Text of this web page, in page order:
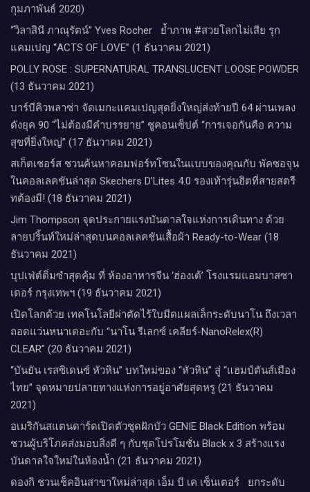
กุมภาพันธ์ 2020)
“วิลาสินี ภาณุรัตน์” Yves Rocher​ ย้ำภาพ #สวยโลกไม่เสีย รุก
แคมเปญ “ACTS OF LOVE” (1 ธันวาคม 2021)
POLLY ROSE : SUPERNATURAL TRANSLUCENT LOOSE POWDER
(13 ธันวาคม 2021)
บาร์บีคิวพลาซ่า จัดเมกะแคมเปญสุดยิ่งใหญ่ส่งท้ายปี 64 ผ่านเพลง
ดังยุค 90 “ไม่ต้องมีคำบรรยาย” ชูคอนเซ็ปต์ “การเจอกันคือ ความ
สุขที่ยิ่งใหญ่” (17 ธันวาคม 2021)
สเก็ตเชอร์ส ชวนค้นหาคอมฟอร์ทโซนในแบบของคุณกับ พัคซอจุน
ในคอลเลคชันล่าสุด Skechers D’Lites 4.0 รองเท้ารุ่นฮิตที่สายสตรี
ทต้องมี! (18 ธันวาคม 2021)
Jim Thompson จุดประกายแรงบันดาลใจแห่งการเดินทาง ด้วย
ลายปริ้นท์ใหม่ล่าสุดบนคอลเลคชันเสื้อผ้า Ready-to-Wear (18
ธันวาคม 2021)
บุปเฟ่ต์ติ่มซำสุดคุ้ม ที่ ห้อง​อาหารจีน​ ‘ฮ่องเต้’ โรงแรม​แอม​บาส​ซา​
เดอร์​ กรุงเทพฯ​ (19 ธันวาคม 2021)
เปิดโลกด้วย เทคโนโลยีผ่าตัดไร้ใบมีดแผลเล็กระดับนาโน ถึงเวลา
ถอดแว่นหนาเตอะกับ “นาโน รีเลกซ์ เคลียร์-NanoRelex(R)
CLEAR” (20 ธันวาคม 2021)
“บันยัน เรสซิเดนซ์ หัวหิน” บทใหม่ของ “หัวหิน” สู่ “แฮมป์ตันส์เมือง
ไทย” จุดหมายปลายทางแห่งการอยู่อาศัยสุดหรู (21 ธันวาคม
2021)
อเมริกันสแตนดาร์ดเปิดตัวชุดฝักบัว GENIE Black Edition พร้อม
ชวนผู้บริโภคส่งมอบสิ่งดี ๆ กับชุดโปรโมชั่น Black x 3 สร้างแรง
บันดาลใจใหม่ในห้องน้ำ (21 ธันวาคม 2021)
ดองกิ ชวนเช็คอินสาขาใหม่ล่าสุด เอ็ม บี เค เซ็นเตอร์ ยกระดับ